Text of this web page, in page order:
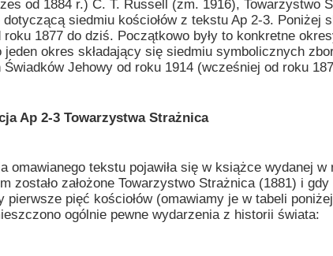
1884 r.) C. T. Russell (zm. 1916), Towarzystwo
siedmiu kościołów z tekstu Ap 2-3. Poniżej
roku 1877 do dziś. Początkowo były to konkretne
okres składający się siedmiu symbolicznych
Świadków Jehowy od roku 1914 (wcześniej od roku
2-3 Towarzystwa Strażnica
tekstu pojawiła się w książce wydanej w
zostało założone Towarzystwo Strażnica (1881) i
pięć kościołów (omawiamy je w tabeli
ogólnie pewne wydarzenia z historii świata: